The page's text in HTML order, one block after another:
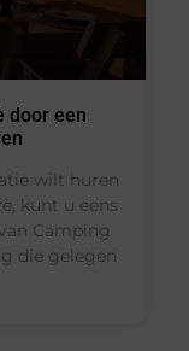
door een
wilt huren
kunt u eens
Camping
die gelegen